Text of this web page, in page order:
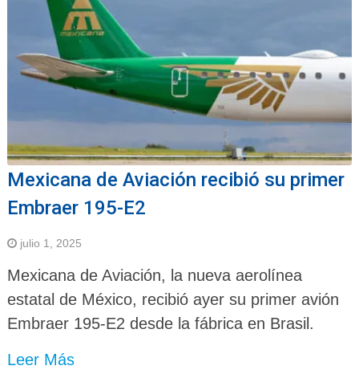
Mexicana de Aviación recibió su primer
Embraer 195-E2
julio 1, 2025
Mexicana de Aviación, la nueva aerolínea
estatal de México, recibió ayer su primer avión
Embraer 195-E2 desde la fábrica en Brasil.
Leer Más